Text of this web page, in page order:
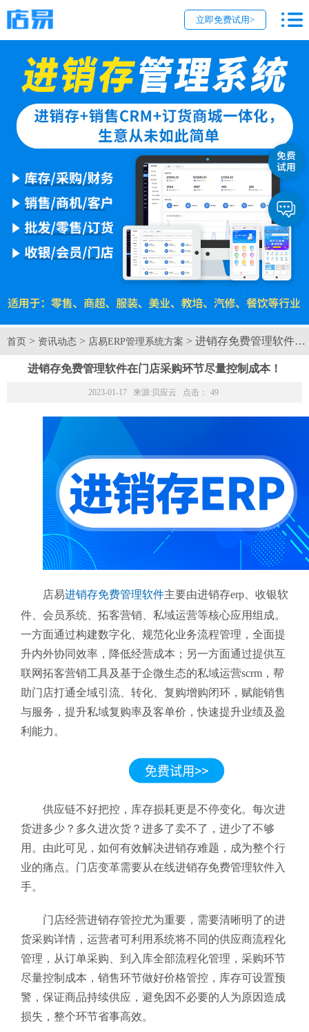
立即免费试用>
首页 > 资讯动态 > 店易ERP管理系统方案 > 进销存免费管理软件
进销存免费管理软件在门店采购环节尽量控制成本！
2023-01-17 来源: 贝应云 点击： 49
店易进销存免费管理软件主要由进销存erp、收银软
件、会员系统、拓客营销、私域运营等核心应用组成。
一方面通过构建数字化、规范化业务流程管理，全面提
升内外协同效率，降低经营成本；另一方面通过提供互
联网拓客营销工具及基于企微生态的私域运营scrm，帮
助门店打通全域引流、转化、复购增购闭环，赋能销售
与服务，提升私域复购率及客单价，快速提升业绩及盈
利能力。
供应链不好把控，库存损耗更是不停变化。每次进
货进多少？多久进次货？进多了卖不了，进少了不够
用。由此可见，如何有效解决进销存难题，成为整个行
业的痛点。门店变革需要从在线进销存免费管理软件入
手。
门店经营进销存管控尤为重要，需要清晰明了的进
货采购详情，运营者可利用系统将不同的供应商流程化
管理，从订单采购、到入库全部流程化管理，采购环节
尽量控制成本，销售环节做好价格管控，库存可设置预
警，保证商品持续供应，避免因不必要的人为原因造成
损失，整个环节省事高效。